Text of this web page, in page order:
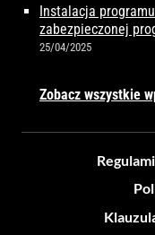
Instalacja
zabezpieczonej
25/04/2025
Zobacz wszystkie